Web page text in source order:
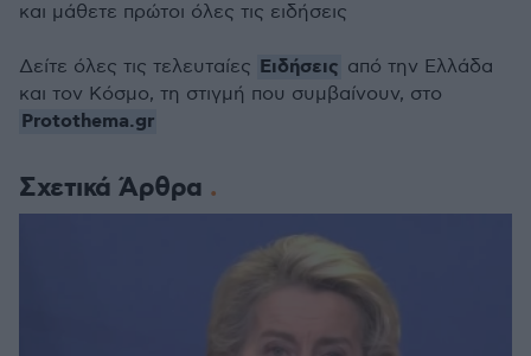
Σχετικά Άρθρα
και μάθετε πρώτοι όλες τις ειδήσεις
Δείτε όλες τις τελευταίες Ειδήσεις από την Ελλάδα
και τον Κόσμο, τη στιγμή που συμβαίνουν, στο
Protothema.gr